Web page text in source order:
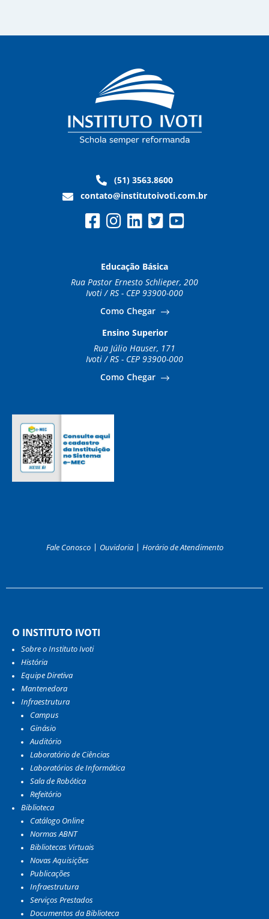
(51) 3563.8600
contato@institutoivoti.com.br
Educação Básica
Rua Pastor Ernesto Schlieper, 200
Ivoti / RS - CEP 93900-000
Como Chegar
Ensino Superior
Rua Júlio Hauser, 171
Ivoti / RS - CEP 93900-000
Como Chegar
Fale Conosco Ouvidoria Horário de Atendimento
O INSTITUTO IVOTI
Sobre o Instituto Ivoti
História
Equipe Diretiva
Mantenedora
Infraestrutura
Campus
Ginásio
Auditório
Laboratório de Ciências
Laboratórios de Informática
Sala de Robótica
Refeitório
Biblioteca
Catálogo Online
Normas ABNT
Bibliotecas Virtuais
Novas Aquisições
Publicações
Infraestrutura
Serviços Prestados
Documentos da Biblioteca